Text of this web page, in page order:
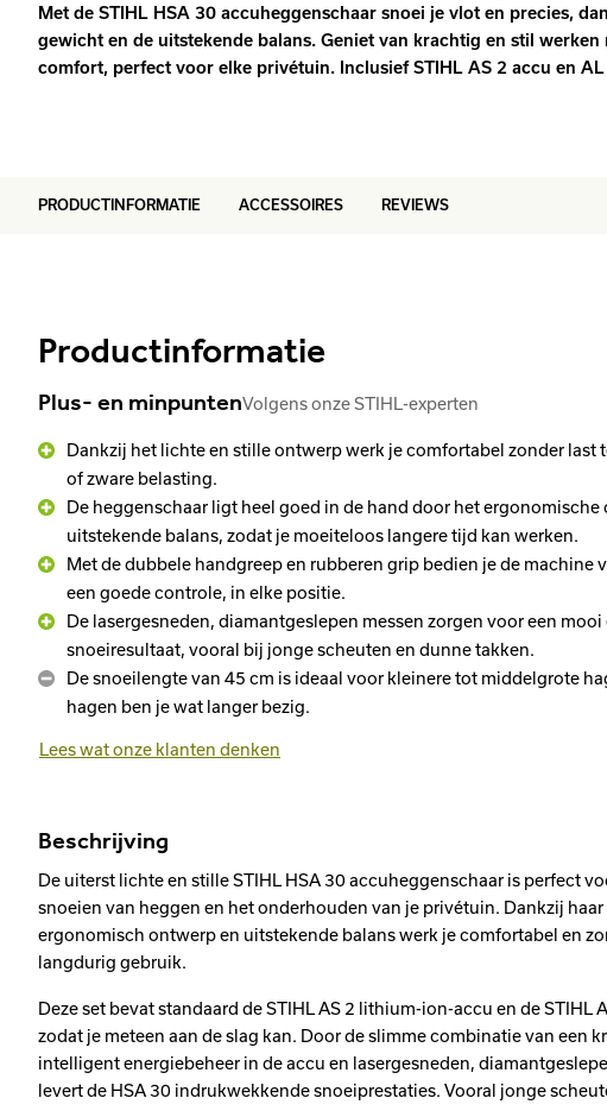
Met de STIHL HSA 30 accuheggenschaar snoei je vlot en precies,
gewicht en de uitstekende balans. Geniet van krachtig en stil werken
comfort, perfect voor elke privétuin. Inclusief STIHL AS 2 accu en
PRODUCTINFORMATIE ACCESSOIRES REVIEWS
Productinformatie
Plus- en minpuntenVolgens onze STIHL-experten
Dankzij het lichte en stille ontwerp werk je comfortabel zonder last
of zware belasting.
De heggenschaar ligt heel goed in de hand door het ergonomische
uitstekende balans, zodat je moeiteloos langere tijd kan werken.
Met de dubbele handgreep en rubberen grip bedien je de machine
een goede controle, in elke positie.
De lasergesneden, diamantgeslepen messen zorgen voor een mooi
snoeiresultaat, vooral bij jonge scheuten en dunne takken.
De snoeilengte van 45 cm is ideaal voor kleinere tot middelgrote
hagen ben je wat langer bezig.
Lees wat onze klanten denken
Beschrijving
De uiterst lichte en stille STIHL HSA 30 accuheggenschaar is perfect
snoeien van heggen en het onderhouden van je privétuin. Dankzij
ergonomisch ontwerp en uitstekende balans werk je comfortabel en
langdurig gebruik.
Deze set bevat standaard de STIHL AS 2 lithium-ion-accu en de STIHL
zodat je meteen aan de slag kan. Door de slimme combinatie van een
intelligent energiebeheer in de accu en lasergesneden,
levert de HSA 30 indrukwekkende snoeiprestaties. Vooral jonge